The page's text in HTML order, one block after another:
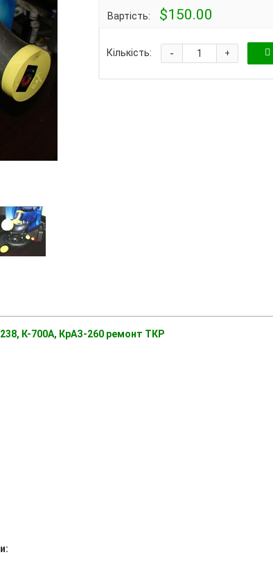
Вартість: $150.00
Кількість: +
-
К-700А, КрАЗ-260 ремонт ТКР